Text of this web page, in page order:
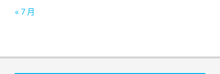
« 7 月